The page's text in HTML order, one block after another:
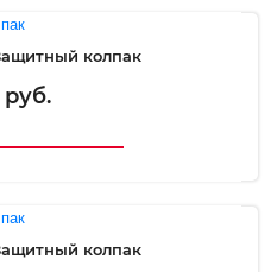
колпак
колпак